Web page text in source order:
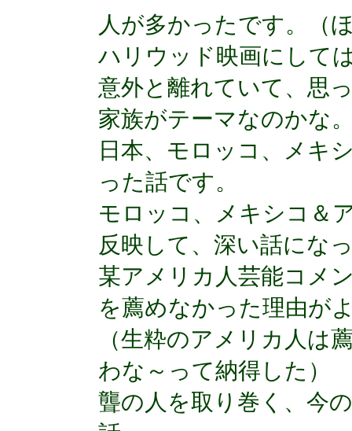
人が多かったです。（
ハリウッド映画にして
意外と離れていて、思
家族がテーマなのかな
日本、モロッコ、メキ
った話です。
モロッコ、メキシコ＆
反映して、深い話にな
某アメリカ人芸能コメ
を薦めなかった理由が
（生粋のアメリカ人は
わな～って納得した）
聾の人を取り巻く、今